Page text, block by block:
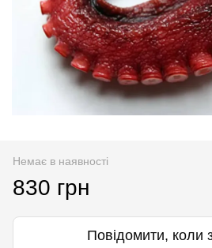
Немає в наявності
830 грн
Повідомити, коли